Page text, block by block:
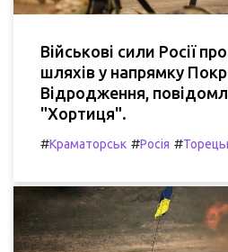
Військові сили Росії
шляхів у напрямку
Відродження,
"Хортиця".
#Краматорськ #Росія #